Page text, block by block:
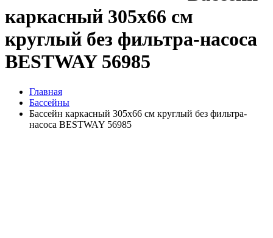
каркасный 305x66 см
круглый без фильтра-насоса
BESTWAY 56985
Главная
Бассейны
Бассейн каркасный 305x66 см круглый без фильтра-
насоса BESTWAY 56985